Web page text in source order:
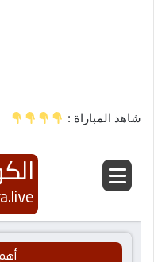
شاهد المباراة :